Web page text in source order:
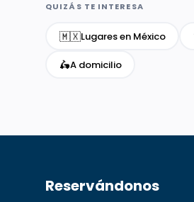
QUIZÁS TE INTERESA
🇲🇽Lugares en México
🛵A domicilio
Reservándonos